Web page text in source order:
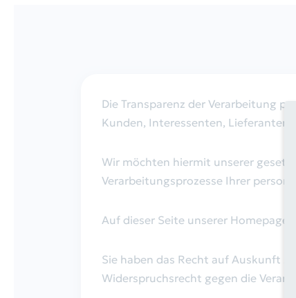
Schadstoffmobil
Sackausgabestellen
Entsorgungszentren
Kundenservice / Sonstige
Anfragen
Kundenservice /
Alle Services
Die Transparenz der Verarbeitung
Kunden, Interessenten, Lieferanten,
Wir möchten hiermit unserer
Verarbeitungsprozesse Ihrer
Auf dieser Seite unserer
Sie haben das Recht auf Auskunft
Widerspruchsrecht gegen die